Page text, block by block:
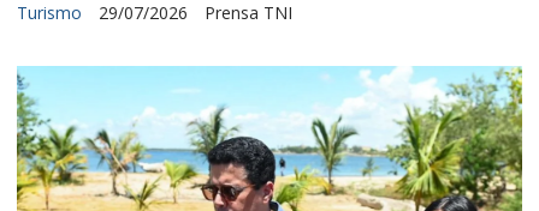
Prensa TNI
Turismo 29/07/2026